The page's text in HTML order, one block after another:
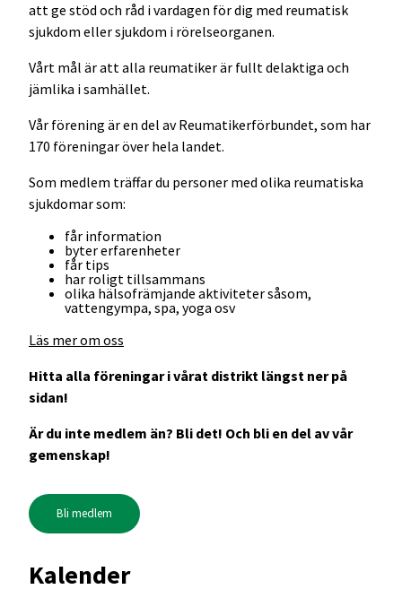
att ge stöd och råd i vardagen för dig med reumatisk
sjukdom eller sjukdom i rörelseorganen.
Vårt mål är att alla reumatiker är fullt delaktiga och
jämlika i samhället.
Vår förening är en del av Reumatikerförbundet, som har
170 föreningar över hela landet.
Som medlem träffar du personer med olika reumatiska
sjukdomar som:
får information
byter erfarenheter
får tips
har roligt tillsammans
olika hälsofrämjande aktiviteter såsom,
vattengympa, spa, yoga osv
Läs mer om oss
Hitta alla föreningar i vårat distrikt längst ner på
sidan!
Är du inte medlem än? Bli det! Och bli en del av vår
gemenskap!
Bli medlem
Kalender